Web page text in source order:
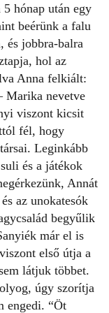
hónap után egy
beérünk a falu
és jobbra-balra
hol az
Anna felkiált:
Marika nevetve
viszont kicsit
fél, hogy
Leginkább
és a játékok
Annát
az unokatesók
begyűlik
már el is
első útja a
látjuk többet.
úgy szorítja
engedi. “Öt